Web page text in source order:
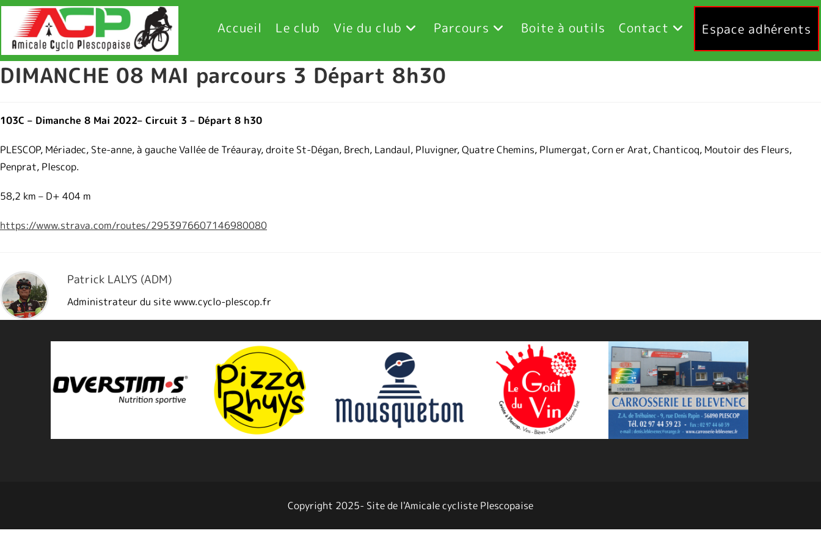
Accueil Le club Vie du club Parcours Boite à outils Contact Espace adhérents
DIMANCHE 08 MAI parcours 3 Départ 8h30
103C – Dimanche 8 Mai 2022– Circuit 3 – Départ 8 h30
PLESCOP, Mériadec, Ste-anne, à gauche Vallée de Tréauray, droite St-Dégan, Brech, Landaul, Pluvigner, Quatre Chemins, Plumergat, Corn er Arat, Chanticoq, Moutoir des Fleurs,
Penprat, Plescop.
58,2 km – D+ 404 m
https://www.strava.com/routes/2953976607146980080
Patrick LALYS (ADM)
Administrateur du site www.cyclo-plescop.fr
Copyright 2025- Site de l'Amicale cycliste Plescopaise